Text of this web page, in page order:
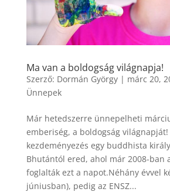
Ma van a boldogság világnapja!
Szerző: Dormán György| márc 20,
Ünnepek
Már hetedszerre ünnepelheti
emberiség, a boldogság világnapját!
kezdeményezés egy buddhista
Bhutántól ered, ahol már 2008-ban
foglalták ezt a napot.Néhány évvel
júniusban), pedig az ENSZ...